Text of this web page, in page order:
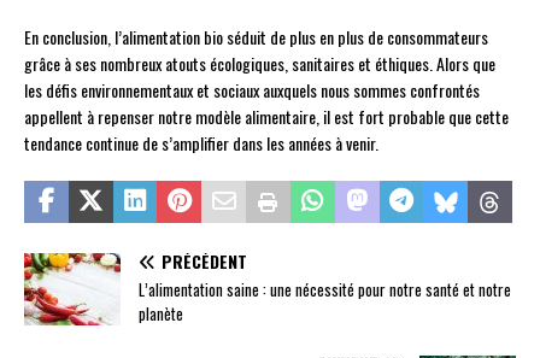
En conclusion, l’alimentation bio séduit de plus en plus de consommateurs
grâce à ses nombreux atouts écologiques, sanitaires et éthiques. Alors que
les défis environnementaux et sociaux auxquels nous sommes confrontés
appellent à repenser notre modèle alimentaire, il est fort probable que cette
tendance continue de s’amplifier dans les années à venir.
PRÉCÉDENT
L’alimentation saine : une nécessité pour notre santé et notre
planète